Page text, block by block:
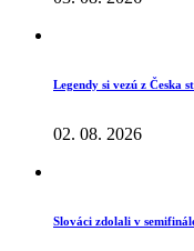
Legendy si vezú z
02. 08. 2026
Slováci zdolali v